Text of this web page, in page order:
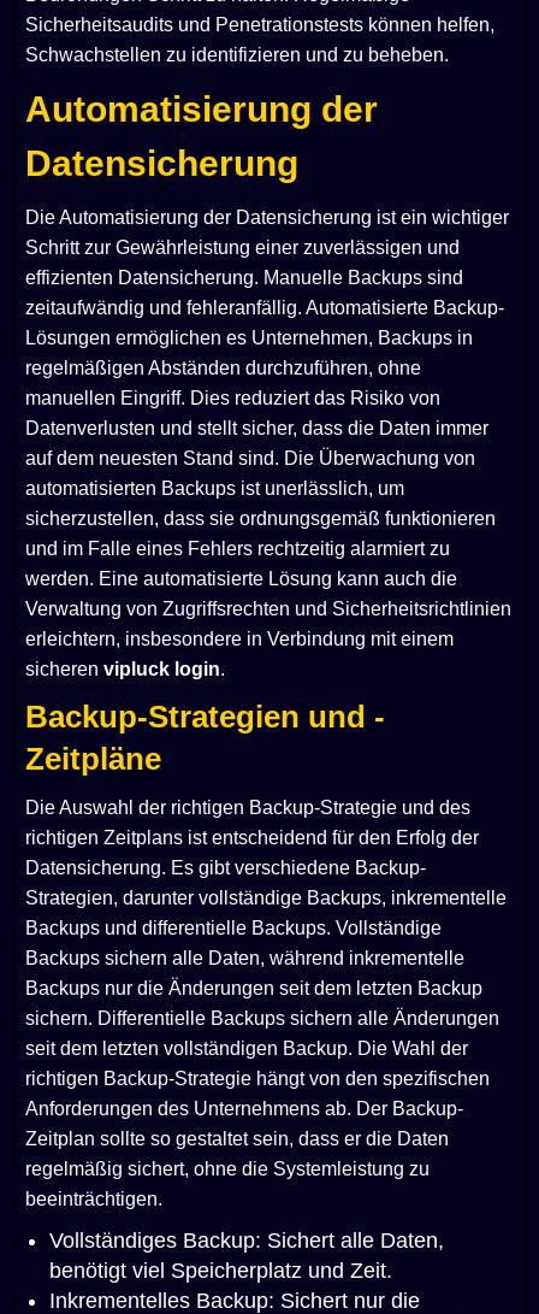
Sicherheitsaudits und Penetrationstests können helfen,
Schwachstellen zu identifizieren und zu beheben.
Automatisierung der
Datensicherung
Die Automatisierung der Datensicherung ist ein wichtiger
Schritt zur Gewährleistung einer zuverlässigen und
effizienten Datensicherung. Manuelle Backups sind
zeitaufwändig und fehleranfällig. Automatisierte Backup-
Lösungen ermöglichen es Unternehmen, Backups in
regelmäßigen Abständen durchzuführen, ohne
manuellen Eingriff. Dies reduziert das Risiko von
Datenverlusten und stellt sicher, dass die Daten immer
auf dem neuesten Stand sind. Die Überwachung von
automatisierten Backups ist unerlässlich, um
sicherzustellen, dass sie ordnungsgemäß funktionieren
und im Falle eines Fehlers rechtzeitig alarmiert zu
werden. Eine automatisierte Lösung kann auch die
Verwaltung von Zugriffsrechten und Sicherheitsrichtlinien
erleichtern, insbesondere in Verbindung mit einem
sicheren vipluck login.
Backup-Strategien und -
Zeitpläne
Die Auswahl der richtigen Backup-Strategie und des
richtigen Zeitplans ist entscheidend für den Erfolg der
Datensicherung. Es gibt verschiedene Backup-
Strategien, darunter vollständige Backups, inkrementelle
Backups und differentielle Backups. Vollständige
Backups sichern alle Daten, während inkrementelle
Backups nur die Änderungen seit dem letzten Backup
sichern. Differentielle Backups sichern alle Änderungen
seit dem letzten vollständigen Backup. Die Wahl der
richtigen Backup-Strategie hängt von den spezifischen
Anforderungen des Unternehmens ab. Der Backup-
Zeitplan sollte so gestaltet sein, dass er die Daten
regelmäßig sichert, ohne die Systemleistung zu
beeinträchtigen.
Vollständiges Backup: Sichert alle Daten,
benötigt viel Speicherplatz und Zeit.
Inkrementelles Backup: Sichert nur die